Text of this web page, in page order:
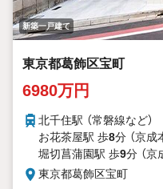
新築一戸建て
東京都葛飾区宝町
6980万円
北千住駅 （常磐線など）
お花茶屋駅 歩8分 （京成
堀切菖蒲園駅 歩9分 （京
東京都葛飾区宝町